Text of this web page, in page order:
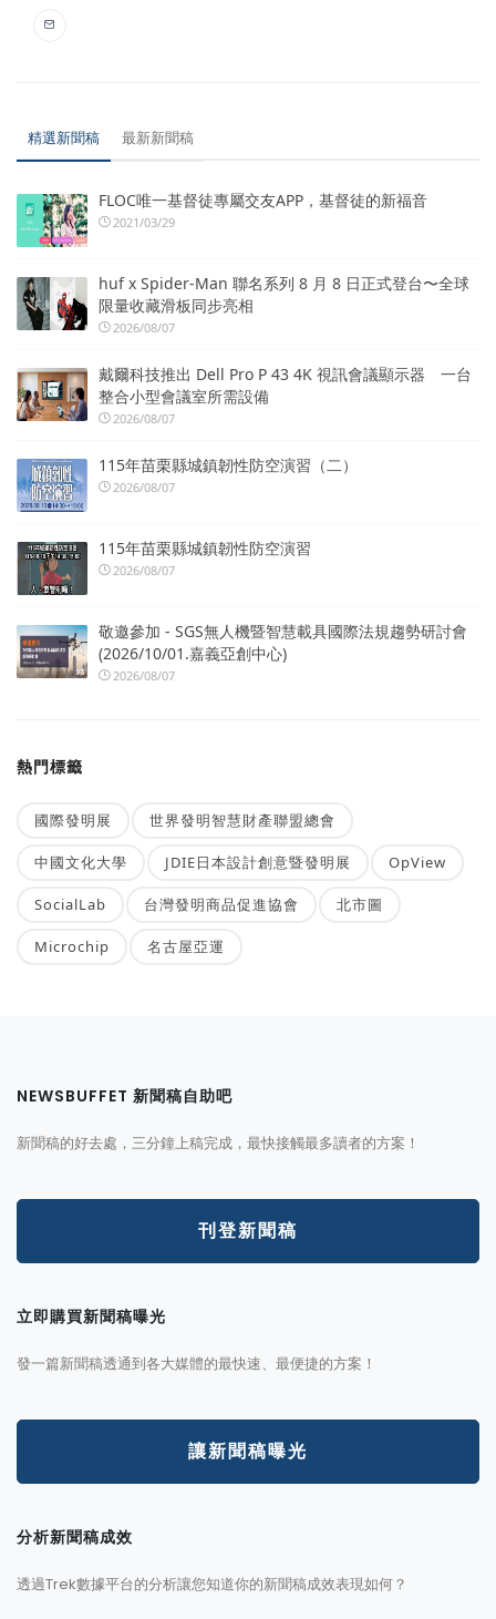
精選新聞稿 最新新聞稿
FLOC唯一基督徒專屬交友APP，基督徒的新福音
2021/03/29
huf x Spider-Man 聯名系列 8 月 8 日正式登台〜全球
限量收藏滑板同步亮相
2026/08/07
戴爾科技推出 Dell Pro P 43 4K 視訊會議顯示器 一台
整合小型會議室所需設備
2026/08/07
115年苗栗縣城鎮韌性防空演習（二）
2026/08/07
115年苗栗縣城鎮韌性防空演習
2026/08/07
敬邀參加 - SGS無人機暨智慧載具國際法規趨勢研討會
(2026/10/01.嘉義亞創中心)
2026/08/07
熱門標籤
國際發明展 世界發明智慧財產聯盟總會
中國文化大學 JDIE日本設計創意暨發明展 OpView
SocialLab 台灣發明商品促進協會 北市圖
Microchip 名古屋亞運
NEWSBUFFET 新聞稿自助吧
新聞稿的好去處，三分鐘上稿完成，最快接觸最多讀者的方案！
刊登新聞稿
立即購買新聞稿曝光
發一篇新聞稿透通到各大媒體的最快速、最便捷的方案！
讓新聞稿曝光
分析新聞稿成效
透過Trek數據平台的分析讓您知道你的新聞稿成效表現如何？